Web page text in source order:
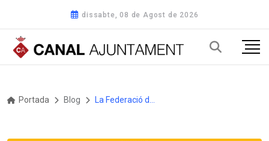
dissabte, 08 de Agost de 2026
Portada Blog